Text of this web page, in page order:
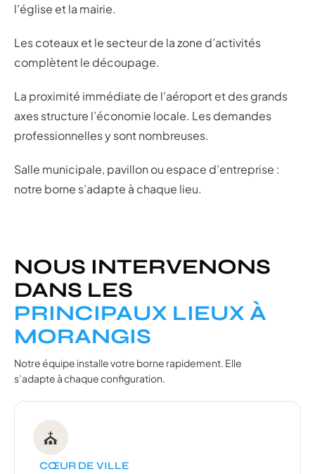
l’église et la mairie.
Les coteaux et le secteur de la zone d’activités
complètent le découpage.
La proximité immédiate de l’aéroport et des grands
axes structure l’économie locale. Les demandes
professionnelles y sont nombreuses.
Salle municipale, pavillon ou espace d’entreprise :
notre borne s’adapte à chaque lieu.
NOUS INTERVENONS
DANS LES
PRINCIPAUX LIEUX À
MORANGIS
Notre équipe installe votre borne rapidement. Elle
s’adapte à chaque configuration.
⛪
CŒUR DE VILLE